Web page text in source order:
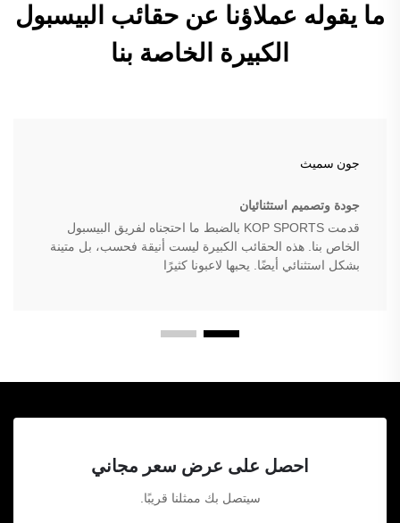
ما يقوله عملاؤنا عن حقائب البيسبول
الكبيرة الخاصة بنا
جون سميث
جودة وتصميم استثنائيان
قدمت KOP SPORTS بالضبط ما احتجناه لفريق البيسبول
الخاص بنا. هذه الحقائب الكبيرة ليست أنيقة فحسب، بل متينة
بشكل استثنائي أيضًا. يحبها لاعبونا كثيرًا
احصل على عرض سعر مجاني
سيتصل بك ممثلنا قريبًا.